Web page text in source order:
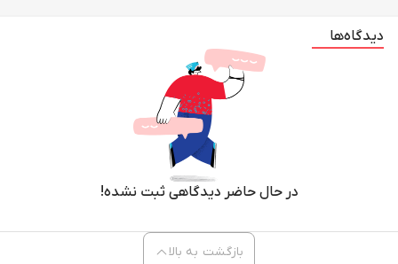
دیدگاه‌ها
در حال حاضر دیدگاهی ثبت نشده!
بازگشت به بالا